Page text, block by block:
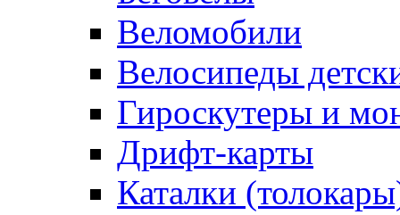
Веломобили
Велосипеды
Гироскутеры и
Дрифт-карты
Каталки